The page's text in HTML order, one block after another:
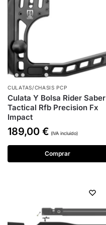
CULATAS/CHASIS PCP
Culata Y Bolsa Rider Saber
Tactical Rfb Precision Fx
Impact
189,00 € (IVA incluido)
Comprar